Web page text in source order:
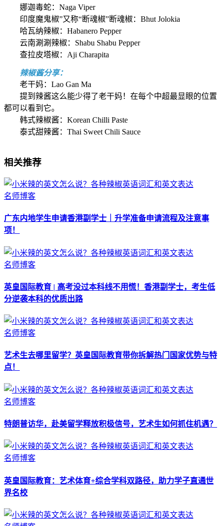
娜迦毒蛇：Naga Viper
印度魔鬼椒”又称“断魂椒”断魂椒：Bhut Jolokia
哈瓦纳辣椒：Habanero Pepper
云南涮涮辣椒：Shabu Shabu Pepper
查拉皮塔椒：Aji Charapita
辣椒酱分享：
老干妈：Lao Gan Ma
提到辣酱这么能少得了老干妈！在每个中超最显眼的位置
都可以看到它。
韩式辣椒酱：Korean Chilli Paste
泰式甜辣酱：Thai Sweet Chili Sauce
相关推荐
名师博客
广东内地学生申请香港副学士｜升学准备申请流程及注意事
项！
名师博客
英皇国际教育 | 高考没过本科线不用慌！香港副学士，考生低
分逆袭本科的优质出路
名师博客
艺术生去哪里留学？英皇国际教育带你拆解热门国家优势与特
点！
名师博客
特朗普访华，赴美留学释放积极信号，艺术生如何抓住机遇？
名师博客
英皇国际教育：艺术体育+综合学科双路径，助力学子直通世
界名校